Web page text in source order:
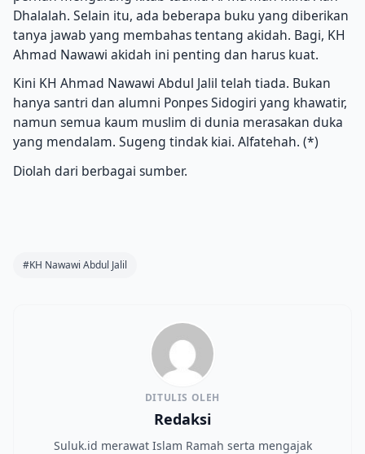
Dhalalah. Selain itu, ada beberapa buku yang diberikan
tanya jawab yang membahas tentang akidah. Bagi, KH
Ahmad Nawawi akidah ini penting dan harus kuat.
Kini KH Ahmad Nawawi Abdul Jalil telah tiada. Bukan
hanya santri dan alumni Ponpes Sidogiri yang khawatir,
namun semua kaum muslim di dunia merasakan duka
yang mendalam. Sugeng tindak kiai. Alfatehah. (*)
Diolah dari berbagai sumber.
#KH Nawawi Abdul Jalil
DITULIS OLEH
Redaksi
Suluk.id merawat Islam Ramah serta mengajak